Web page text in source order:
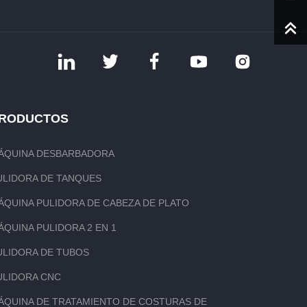
DESBARBADORA
DE TANQUES
PULIDORA DE CABEZA DE PLATO
PULIDORA 2 EN 1
DE TUBOS
CNC
DE TRATAMIENTO DE COSTURAS DE